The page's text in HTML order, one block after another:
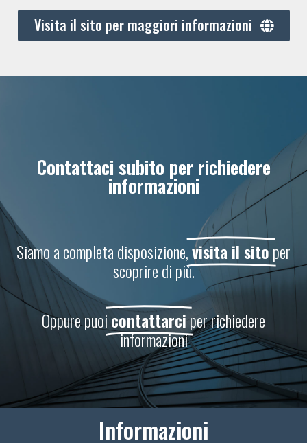
Visita il sito per maggiori informazioni
Contattaci subito per richiedere
informazioni
Siamo a completa disposizione,visita il sitoper
scoprire di più.
Oppure puoicontattarciper richiedere
informazioni
Informazioni